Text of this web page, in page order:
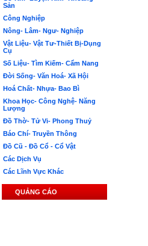
Sản
Công Nghiệp
Nông- Lâm- Ngư- Nghiệp
Vật Liệu- Vật Tư-Thiết Bị-Dụng
Cụ
Số Liệu- Tìm Kiếm- Cẩm Nang
Đời Sống- Văn Hoá- Xã Hội
Hoá Chất- Nhựa- Bao Bì
Khoa Học- Công Nghệ- Năng
Lượng
Đồ Thờ- Tử Vi- Phong Thuỷ
Báo Chí- Truyền Thông
Đồ Cũ - Đồ Cổ - Cổ Vật
Các Dịch Vụ
Các Lĩnh Vực Khác
QUẢNG CÁO